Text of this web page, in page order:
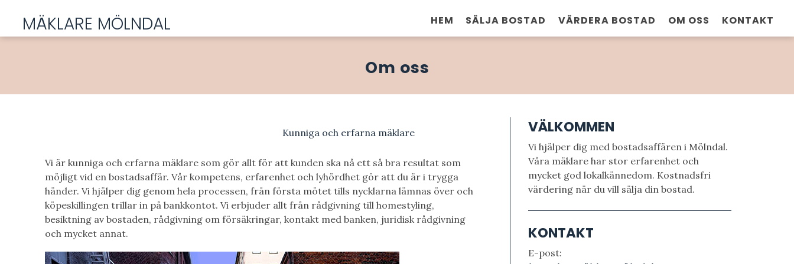
HEM SÄLJA BOSTAD VÄRDERA BOSTAD OM OSS KONTAKT
MÄKLARE MÖLNDAL
Om oss
Kunniga och erfarna mäklare
Vi är kunniga och erfarna mäklare som gör allt för att kunden ska nå ett så bra resultat som
möjligt vid en bostadsaffär. Vår kompetens, erfarenhet och lyhördhet gör att du är i trygga
händer. Vi hjälper dig genom hela processen, från första mötet tills nycklarna lämnas över och
köpeskillingen trillar in på bankkontot. Vi erbjuder allt från rådgivning till homestyling,
besiktning av bostaden, rådgivning om försäkringar, kontakt med banken, juridisk rådgivning
och mycket annat.
VÄLKOMMEN
Vi hjälper dig med bostadsaffären i Mölndal.
Våra mäklare har stor erfarenhet och
mycket god lokalkännedom. Kostnadsfri
värdering när du vill sälja din bostad.
KONTAKT
E-post: